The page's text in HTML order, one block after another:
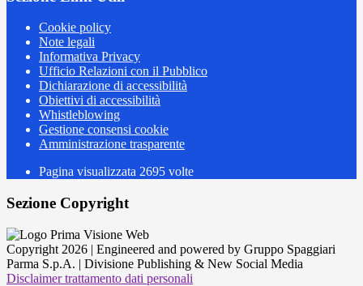
Cookie policy
Note legali
Informativa Privacy
Ufficio Relazioni con il Pubblico
Dichiarazione di accessibilità
Obiettivi di accessibilità
Whistleblowing
Gestione consensi cookie
Amministrazione trasparente
Pagina visualizzata 2695 volte
Sezione Copyright
Copyright 2026 | Engineered and powered by Gruppo Spaggiari
Parma S.p.A. | Divisione Publishing & New Social Media
Disclaimer trattamento dati personali